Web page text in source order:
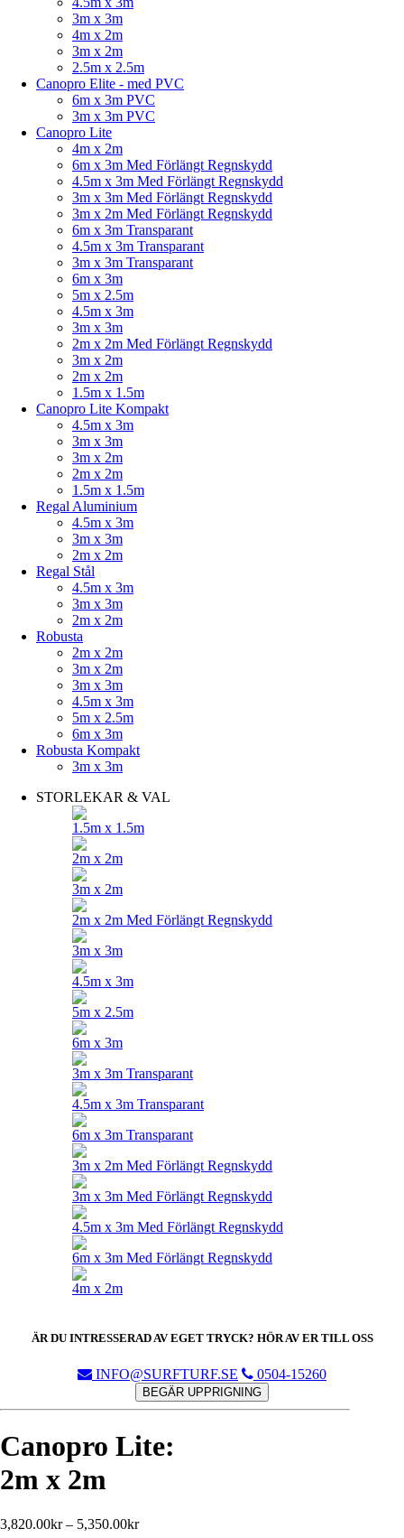
3m x 3m
4m x 2m
3m x 2m
2.5m x 2.5m
Canopro Elite - med PVC
6m x 3m PVC
3m x 3m PVC
Canopro Lite
4m x 2m
6m x 3m Med Förlängt Regnskydd
4.5m x 3m Med Förlängt Regnskydd
3m x 3m Med Förlängt Regnskydd
3m x 2m Med Förlängt Regnskydd
6m x 3m Transparant
4.5m x 3m Transparant
3m x 3m Transparant
6m x 3m
5m x 2.5m
4.5m x 3m
3m x 3m
2m x 2m Med Förlängt Regnskydd
3m x 2m
2m x 2m
1.5m x 1.5m
Canopro Lite Kompakt
4.5m x 3m
3m x 3m
3m x 2m
2m x 2m
1.5m x 1.5m
Regal Aluminium
4.5m x 3m
3m x 3m
2m x 2m
Regal Stål
4.5m x 3m
3m x 3m
2m x 2m
Robusta
2m x 2m
3m x 2m
3m x 3m
4.5m x 3m
5m x 2.5m
6m x 3m
Robusta Kompakt
3m x 3m
STORLEKAR & VAL
1.5m x 1.5m
2m x 2m
3m x 2m
2m x 2m Med Förlängt Regnskydd
3m x 3m
4.5m x 3m
5m x 2.5m
6m x 3m
3m x 3m Transparant
4.5m x 3m Transparant
6m x 3m Transparant
3m x 2m Med Förlängt Regnskydd
3m x 3m Med Förlängt Regnskydd
4.5m x 3m Med Förlängt Regnskydd
6m x 3m Med Förlängt Regnskydd
4m x 2m
ÄR DU INTRESSERAD AV EGET TRYCK? HÖR AV ER TILL OSS
INFO@SURFTURF.SE 0504-15260
BEGÄR UPPRIGNING
Canopro Lite:
2m x 2m
3,820.00kr– 5,350.00kr